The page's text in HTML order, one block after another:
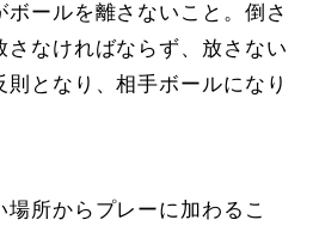
ボールを離さないこと。倒さ
さなければならず、放さない
となり、相手ボールになり
所からプレーに加わるこ